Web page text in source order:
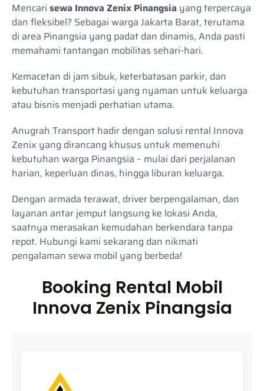
Mencari sewa Innova Zenix Pinangsia yang terpercaya
dan fleksibel? Sebagai warga Jakarta Barat, terutama
di area Pinangsia yang padat dan dinamis, Anda pasti
memahami tantangan mobilitas sehari-hari.
Kemacetan di jam sibuk, keterbatasan parkir, dan
kebutuhan transportasi yang nyaman untuk keluarga
atau bisnis menjadi perhatian utama.
Anugrah Transport hadir dengan solusi rental Innova
Zenix yang dirancang khusus untuk memenuhi
kebutuhan warga Pinangsia – mulai dari perjalanan
harian, keperluan dinas, hingga liburan keluarga.
Dengan armada terawat, driver berpengalaman, dan
layanan antar jemput langsung ke lokasi Anda,
saatnya merasakan kemudahan berkendara tanpa
repot. Hubungi kami sekarang dan nikmati
pengalaman sewa mobil yang berbeda!
Booking Rental Mobil
Innova Zenix Pinangsia